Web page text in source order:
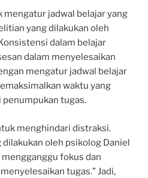
mengatur jadwal belajar yang
yang dilakukan oleh
dalam belajar
dalam menyelesaikan
mengatur jadwal belajar
waktu yang
tugas.
menghindari distraksi.
oleh psikolog Daniel
fokus dan
tugas.” Jadi,